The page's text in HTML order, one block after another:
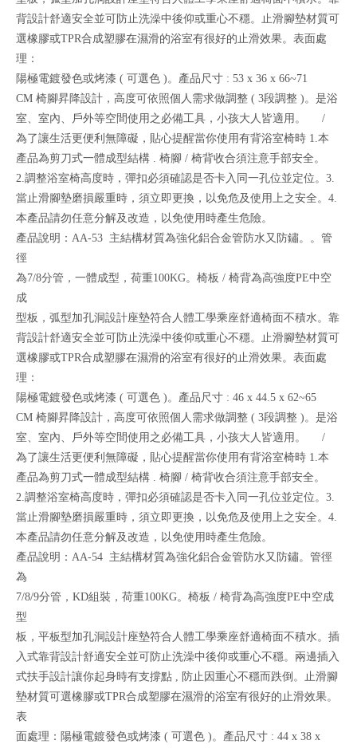
背設計舒適安全並可防止洗澡中後仰或重心不穩。止滑腳墊材質可
選橡膠或TPR合成塑膠在濕滑的浴室有很好的止滑效果。表面處
理：
陽極電鍍發色或烤漆 ( 可選色 )。產品尺寸 : 53 x 36 x 66~71
CM 椅腳昇降設計，高度可依照個人需求做調整 ( 3段調整 )。是浴
室、室內、戶外等空間使用之必備工具，小孩大人皆適用。 /
為了讓生活更便利無障礙，貼心提醒當你使用有背浴室椅時 1.本
產品為剪刀式一體成型結構 . 椅腳 / 椅背收合須注意手部安全。
2.調整浴室椅高度時，彈扣必須確認是否卡入同一孔位並定位。3.
當止滑腳墊磨損嚴重時，須立即更換，以免危及使用上之安全。4.
本產品請勿任意分解及改造，以免使用時產生危險。
產品說明：AA-53 主結構材質為強化鋁合金管防水又防鏽。。管
徑
為7/8分管，一體成型，荷重100KG。椅板 / 椅背為高強度PE中空
成
型板，弧型加孔洞設計座墊符合人體工學乘座舒適椅面不積水。靠
背設計舒適安全並可防止洗澡中後仰或重心不穩。止滑腳墊材質可
選橡膠或TPR合成塑膠在濕滑的浴室有很好的止滑效果。表面處
理：
陽極電鍍發色或烤漆 ( 可選色 )。產品尺寸 : 46 x 44.5 x 62~65
CM 椅腳昇降設計，高度可依照個人需求做調整 ( 3段調整 )。是浴
室、室內、戶外等空間使用之必備工具，小孩大人皆適用。 /
為了讓生活更便利無障礙，貼心提醒當你使用有背浴室椅時 1.本
產品為剪刀式一體成型結構 . 椅腳 / 椅背收合須注意手部安全。
2.調整浴室椅高度時，彈扣必須確認是否卡入同一孔位並定位。3.
當止滑腳墊磨損嚴重時，須立即更換，以免危及使用上之安全。4.
本產品請勿任意分解及改造，以免使用時產生危險。
產品說明：AA-54 主結構材質為強化鋁合金管防水又防鏽。管徑
為
7/8/9分管，KD組裝，荷重100KG。椅板 / 椅背為高強度PE中空成
型
板，平板型加孔洞設計座墊符合人體工學乘座舒適椅面不積水。插
入式靠背設計舒適安全並可防止洗澡中後仰或重心不穩。兩邊插入
式扶手設計讓你起身時有支撐點 , 防止因重心不穩而跌倒。止滑腳
墊材質可選橡膠或TPR合成塑膠在濕滑的浴室有很好的止滑效果。
表
面處理：陽極電鍍發色或烤漆 ( 可選色 )。產品尺寸 : 44 x 38 x